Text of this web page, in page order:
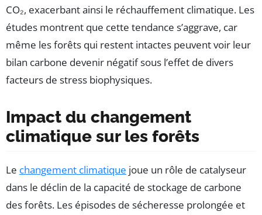
CO₂, exacerbant ainsi le réchauffement climatique. Les
études montrent que cette tendance s’aggrave, car
même les forêts qui restent intactes peuvent voir leur
bilan carbone devenir négatif sous l’effet de divers
facteurs de stress biophysiques.
Impact du changement
climatique sur les forêts
Le changement climatique joue un rôle de catalyseur
dans le déclin de la capacité de stockage de carbone
des forêts. Les épisodes de sécheresse prolongée et